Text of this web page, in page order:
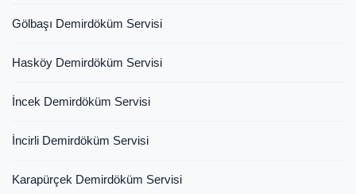
Gölbaşı Demirdöküm Servisi
Hasköy Demirdöküm Servisi
İncek Demirdöküm Servisi
İncirli Demirdöküm Servisi
Karapürçek Demirdöküm Servisi